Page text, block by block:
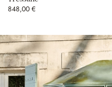
848,00 €